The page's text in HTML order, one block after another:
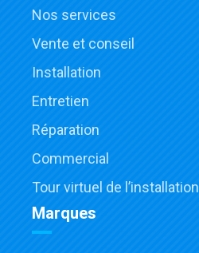
Nos services
Vente et conseil
Installation
Entretien
Réparation
Commercial
Tour virtuel de l’installation
Marques